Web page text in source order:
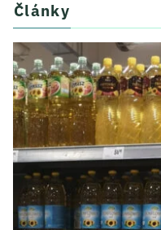
Články